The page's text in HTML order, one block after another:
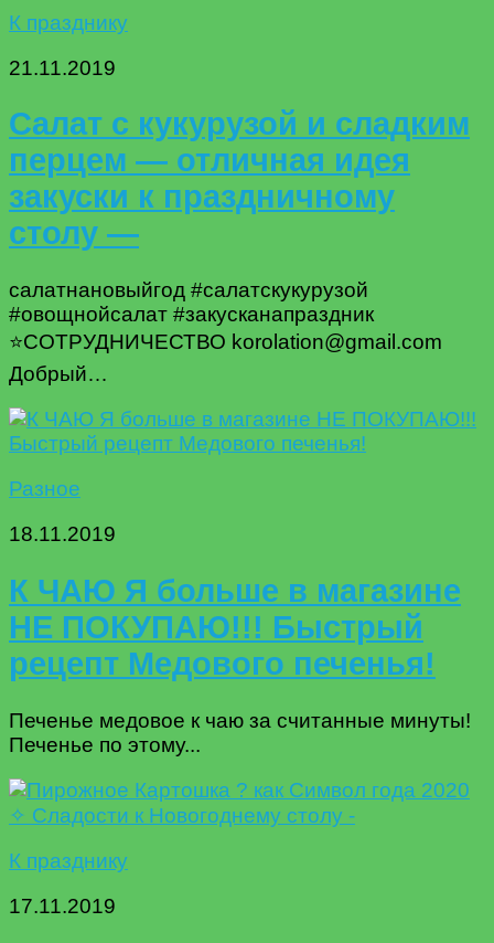
К празднику
21.11.2019
Салат с кукурузой и сладким
перцем — отличная идея
закуски к праздничному
столу —
салатнановыйгод #салатскукурузой
#овощнойсалат #закусканапраздник
⭐️СОТРУДНИЧЕСТВО korolation@gmail.com
Добрый…
Разное
18.11.2019
К ЧАЮ Я больше в магазине
НЕ ПОКУПАЮ!!! Быстрый
рецепт Медового печенья!
Печенье медовое к чаю за считанные минуты!
Печенье по этому...
К празднику
17.11.2019